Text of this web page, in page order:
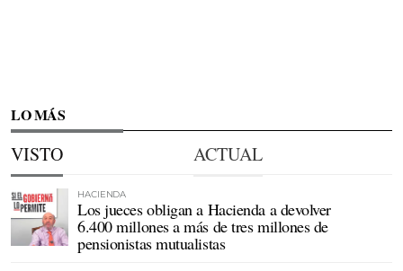
LO MÁS
VISTO ACTUAL
HACIENDA
Los jueces obligan a Hacienda a devolver
6.400 millones a más de tres millones de
pensionistas mutualistas